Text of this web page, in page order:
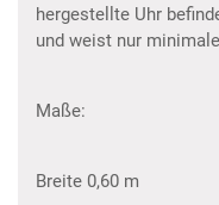
hergestellte Uhr
und weist nur
Maße:
Breite 0,60 m